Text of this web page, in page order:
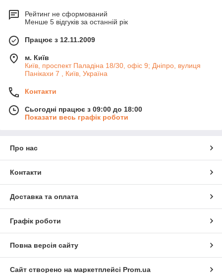
Рейтинг не сформований
Менше 5 відгуків за останній рік
Працює з 12.11.2009
м. Київ
Київ, проспект Паладіна 18/30, офіс 9; Дніпро, вулиця
Панікахи 7 , Київ, Україна
Контакти
Сьогодні працює з 09:00 до 18:00
Показати весь графік роботи
Про нас
Контакти
Доставка та оплата
Графік роботи
Повна версія сайту
Сайт створено на маркетплейсі Prom.ua